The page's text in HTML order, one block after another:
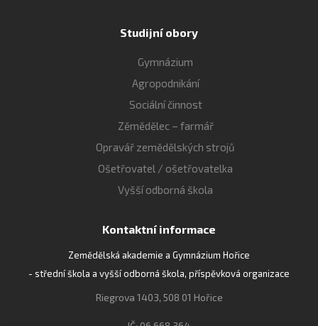
Studijní obory
Gymnázium
Agropodnikání
Sociální činnost
Zěmědělec – farmář
Opravář zemědělských strojů
Ošetřovatel / ošetřovatelka
Vyšší odborná škola
Kontaktní informace
Zemědělská akademie a Gymnázium Hořice
- střední škola a vyšší odborná škola, příspěvková organizace
Riegrova 1403, 508 01 Hořice